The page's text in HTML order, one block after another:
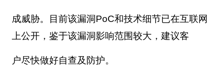
成威胁。目前该漏洞PoC和技术细节已在互联网
上公开，鉴于该漏洞影响范围较大，建议客
户尽快做好自查及防护。